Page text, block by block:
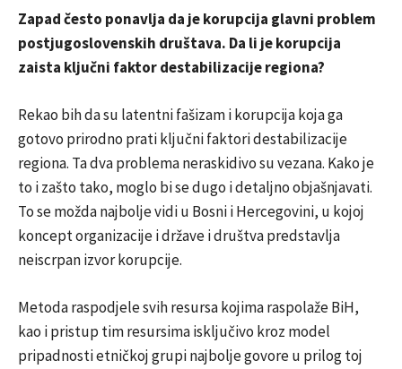
Zapad često ponavlja da je korupcija glavni problem
postjugoslovenskih društava. Da li je korupcija
zaista ključni faktor destabilizacije regiona?
Rekao bih da su latentni fašizam i korupcija koja ga
gotovo prirodno prati ključni faktori destabilizacije
regiona. Ta dva problema neraskidivo su vezana. Kako je
to i zašto tako, moglo bi se dugo i detaljno objašnjavati.
To se možda najbolje vidi u Bosni i Hercegovini, u kojoj
koncept organizacije i države i društva predstavlja
neiscrpan izvor korupcije.
Metoda raspodjele svih resursa kojima raspolaže BiH,
kao i pristup tim resursima isključivo kroz model
pripadnosti etničkoj grupi najbolje govore u prilog toj